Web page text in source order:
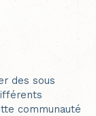
des sous
communauté